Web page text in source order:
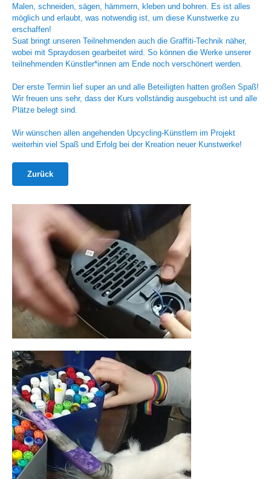
Malen, schneiden, sägen, hämmern, kleben und bohren. Es ist alles
möglich und erlaubt, was notwendig ist, um diese Kunstwerke zu
erschaffen!
Suat bringt unseren Teilnehmenden auch die Graffiti-Technik näher,
wobei mit Spraydosen gearbeitet wird. So können die Werke unserer
teilnehmenden Künstler*innen am Ende noch verschönert werden.
Der erste Termin lief super an und alle Beteiligten hatten großen Spaß!
Wir freuen uns sehr, dass der Kurs vollständig ausgebucht ist und alle
Plätze belegt sind.
Wir wünschen allen angehenden Upcycling-Künstlern im Projekt
weiterhin viel Spaß und Erfolg bei der Kreation neuer Kunstwerke!
Zurück